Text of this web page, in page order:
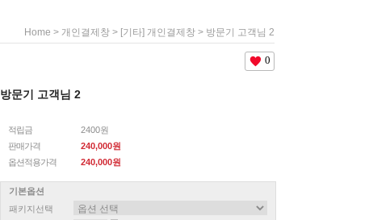
Home > 개인결제창 > [기타] 개인결제창 > 방문기 고객님 2
0
방문기 고객님 2
적립금
2400원
판매가격
240,000원
옵션적용가격
240,000원
기본옵션
패키지선택